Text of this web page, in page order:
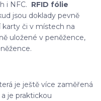
i NFC. RFID fólie
jsou doklady pevně
karty či v místech na
uložené v peněžence,
je ještě více zaměřená
je praktickou